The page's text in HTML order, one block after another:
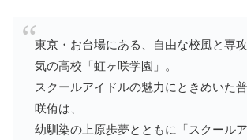
東京・お台場にある、自由な校風と専
気の高校「虹ヶ咲学園」。
スクールアイドルの魅力にときめいた
咲侑は、
幼馴染の上原歩夢とともに「スクール